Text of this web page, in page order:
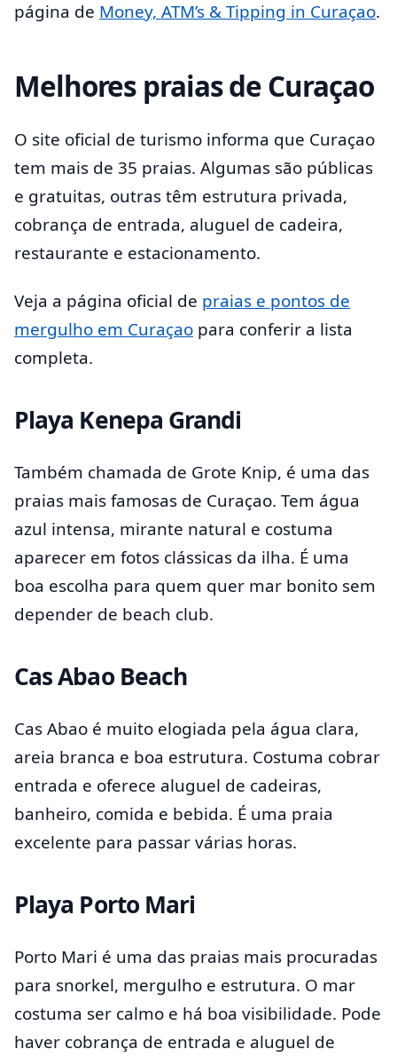
página de Money, ATM’s & Tipping in Curaçao.
Melhores praias de Curaçao
O site oficial de turismo informa que Curaçao
tem mais de 35 praias. Algumas são públicas
e gratuitas, outras têm estrutura privada,
cobrança de entrada, aluguel de cadeira,
restaurante e estacionamento.
Veja a página oficial de praias e pontos de
mergulho em Curaçao para conferir a lista
completa.
Playa Kenepa Grandi
Também chamada de Grote Knip, é uma das
praias mais famosas de Curaçao. Tem água
azul intensa, mirante natural e costuma
aparecer em fotos clássicas da ilha. É uma
boa escolha para quem quer mar bonito sem
depender de beach club.
Cas Abao Beach
Cas Abao é muito elogiada pela água clara,
areia branca e boa estrutura. Costuma cobrar
entrada e oferece aluguel de cadeiras,
banheiro, comida e bebida. É uma praia
excelente para passar várias horas.
Playa Porto Mari
Porto Mari é uma das praias mais procuradas
para snorkel, mergulho e estrutura. O mar
costuma ser calmo e há boa visibilidade. Pode
haver cobrança de entrada e aluguel de